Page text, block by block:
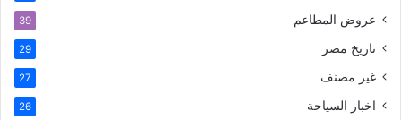
عروض المطاعم 39
تاريخ مصر 29
غير مصنف 27
اخبار السياحة 26